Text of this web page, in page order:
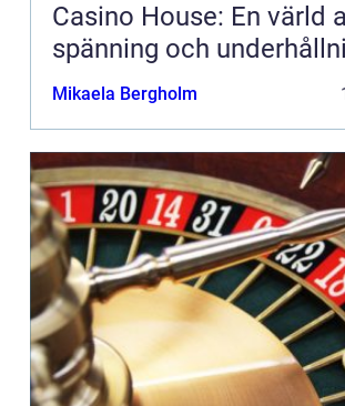
Casino House: En värld
spänning och
Mikaela Bergholm